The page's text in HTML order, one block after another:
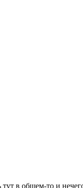
в общем-то и